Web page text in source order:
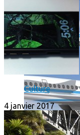
Culture
4 janvier 2017